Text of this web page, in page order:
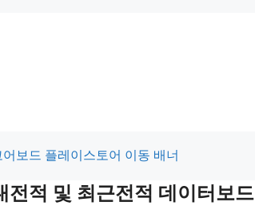
적 및 최근전적 데이터보드